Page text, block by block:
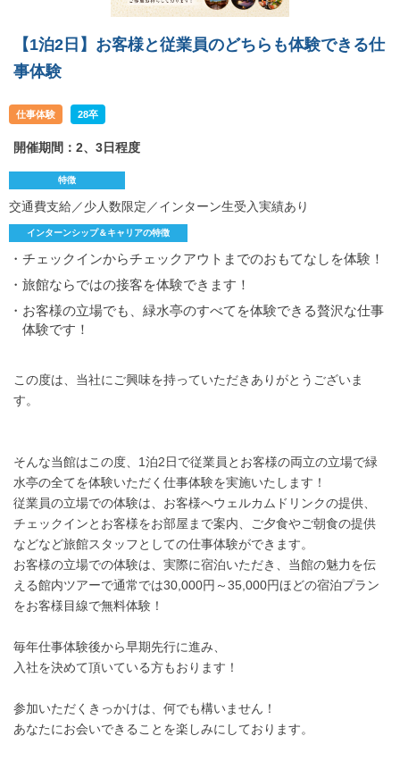
【1泊2日】お客様と従業員のどちらも体験できる仕
事体験
仕事体験 28卒
開催期間：2、3日程度
特徴
交通費支給／少人数限定／インターン生受入実績あり
インターンシップ＆キャリアの特徴
・チェックインからチェックアウトまでのおもてなしを体験！
・旅館ならではの接客を体験できます！
・お客様の立場でも、緑水亭のすべてを体験できる贅沢な仕事
体験です！
この度は、当社にご興味を持っていただきありがとうございま
す。
そんな当館はこの度、1泊2日で従業員とお客様の両立の立場で緑
水亭の全てを体験いただく仕事体験を実施いたします！
従業員の立場での体験は、お客様へウェルカムドリンクの提供、
チェックインとお客様をお部屋まで案内、ご夕食やご朝食の提供
などなど旅館スタッフとしての仕事体験ができます。
お客様の立場での体験は、実際に宿泊いただき、当館の魅力を伝
える館内ツアーで通常では30,000円～35,000円ほどの宿泊プラン
をお客様目線で無料体験！
毎年仕事体験後から早期先行に進み、
入社を決めて頂いている方もおります！
参加いただくきっかけは、何でも構いません！
あなたにお会いできることを楽しみにしております。